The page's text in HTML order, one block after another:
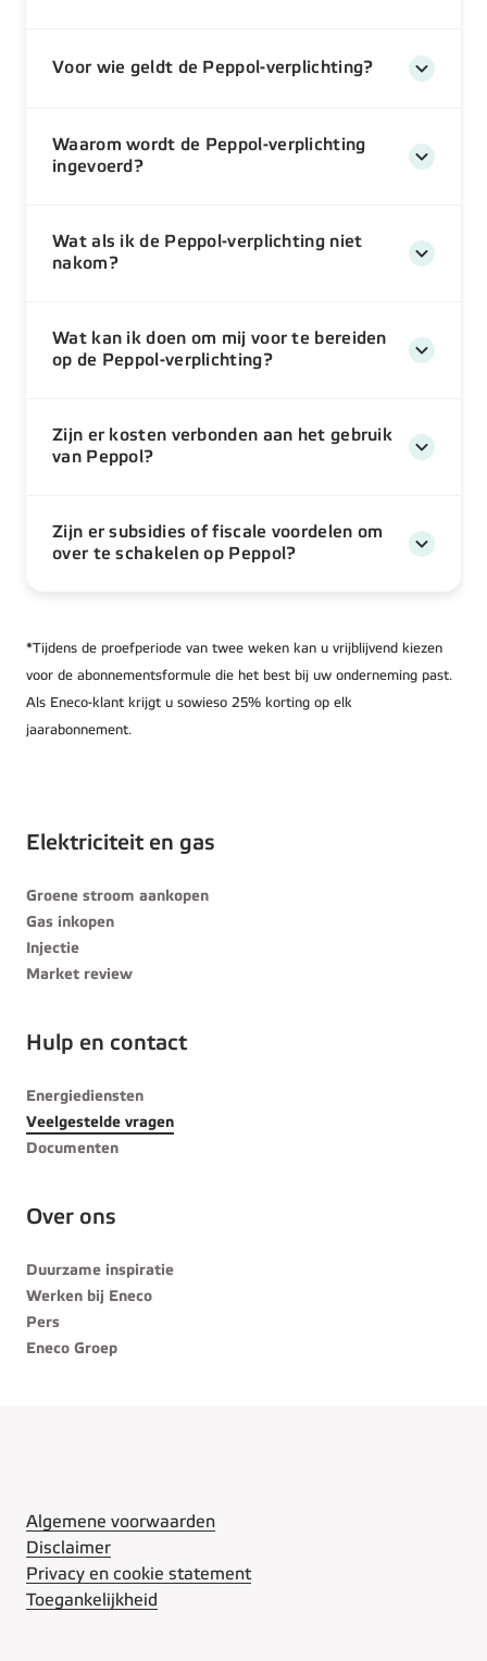
Voor wie geldt de Peppol-verplichting?
Waarom wordt de Peppol-verplichting
ingevoerd?
Wat als ik de Peppol-verplichting niet
nakom?
Wat kan ik doen om mij voor te bereiden
op de Peppol-verplichting?
Zijn er kosten verbonden aan het gebruik
van Peppol?
Zijn er subsidies of fiscale voordelen om
over te schakelen op Peppol?
*Tijdens de proefperiode van twee weken kan u vrijblijvend kiezen
voor de abonnementsformule die het best bij uw onderneming past.
Als Eneco-klant krijgt u sowieso 25% korting op elk
jaarabonnement.
Elektriciteit en gas
Groene stroom aankopen
Gas inkopen
Injectie
Market review
Hulp en contact
Energiediensten
Veelgestelde vragen
Documenten
Over ons
Duurzame inspiratie
Werken bij Eneco
Pers
Eneco Groep
Algemene voorwaarden
Disclaimer
Privacy en cookie statement
Toegankelijkheid